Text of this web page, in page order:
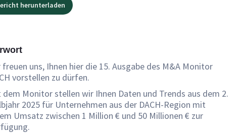
herunterladen
freuen uns, Ihnen hier die 15. Ausgabe des M&A Monitor
vorstellen zu dürfen.
dem Monitor stellen wir Ihnen Daten und Trends aus dem 2.
2025 für Unternehmen aus der DACH-Region mit
Umsatz zwischen 1 Million € und 50 Millionen € zur